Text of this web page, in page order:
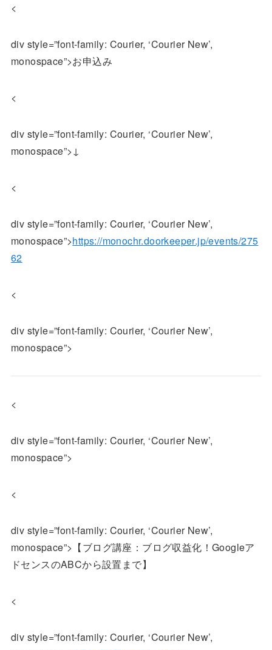
<
div style=”font-family: Courier, ‘Courier New’,
monospace”>お申込み
<
div style=”font-family: Courier, ‘Courier New’,
monospace”>↓
<
div style=”font-family: Courier, ‘Courier New’,
monospace”>https://monochr.doorkeeper.jp/events/275
62
<
div style=”font-family: Courier, ‘Courier New’,
monospace”>
<
div style=”font-family: Courier, ‘Courier New’,
monospace”>
<
div style=”font-family: Courier, ‘Courier New’,
monospace”>【ブログ講座：ブログ収益化！Googleア
ドセンスのABCから設置まで】
<
div style=”font-family: Courier, ‘Courier New’,